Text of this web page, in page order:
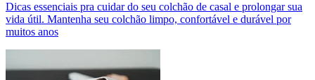
Dicas essenciais pra cuidar do seu colchão de casal e prolongar sua
vida útil. Mantenha seu colchão limpo, confortável e durável por
muitos anos